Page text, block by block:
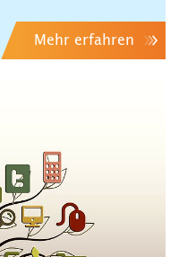
Mehr erfahren